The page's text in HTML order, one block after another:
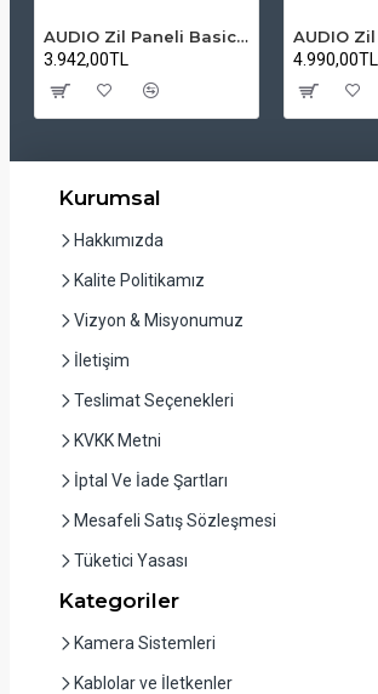
AUDIO Zil Paneli Basic Hpli Çift Buton 14'lü Sesli Apartman Diafon Kapı Paneli
3.942,00TL
4.990,00TL
Kurumsal
Hakkımızda
Kalite Politikamız
Vizyon & Misyonumuz
İletişim
Teslimat Seçenekleri
KVKK Metni
İptal Ve İade Şartları
Mesafeli Satış Sözleşmesi
Tüketici Yasası
Kategoriler
Kamera Sistemleri
Kablolar ve İletkenler